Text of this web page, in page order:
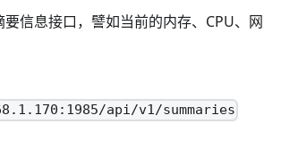
要信息接口，譬如当前的内存、CPU、网
api/v1/summaries